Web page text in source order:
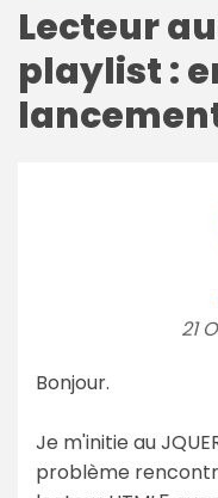
Lecteur
playlist :
21
Bonjour.
Je m'initie au
problème